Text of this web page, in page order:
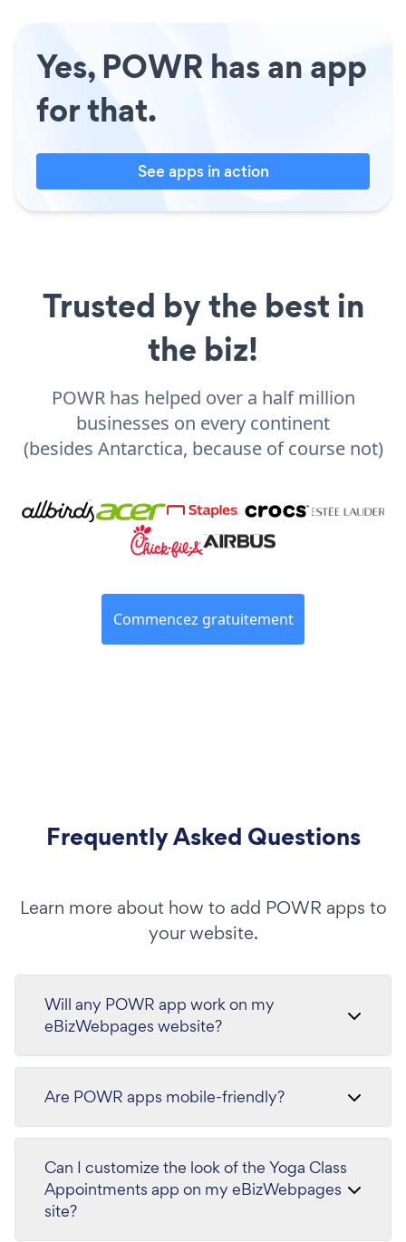
Yes, POWR has an app
for that.
See apps in action
Trusted by the best in
the biz!
POWR has helped over a half million
businesses on every continent
(besides Antarctica, because of course not)
Commencez gratuitement
Frequently Asked Questions
Learn more about how to add POWR apps to
your website.
Will any POWR app work on my
eBizWebpages website?
Are POWR apps mobile-friendly?
Can I customize the look of the Yoga Class
Appointments app on my eBizWebpages
site?